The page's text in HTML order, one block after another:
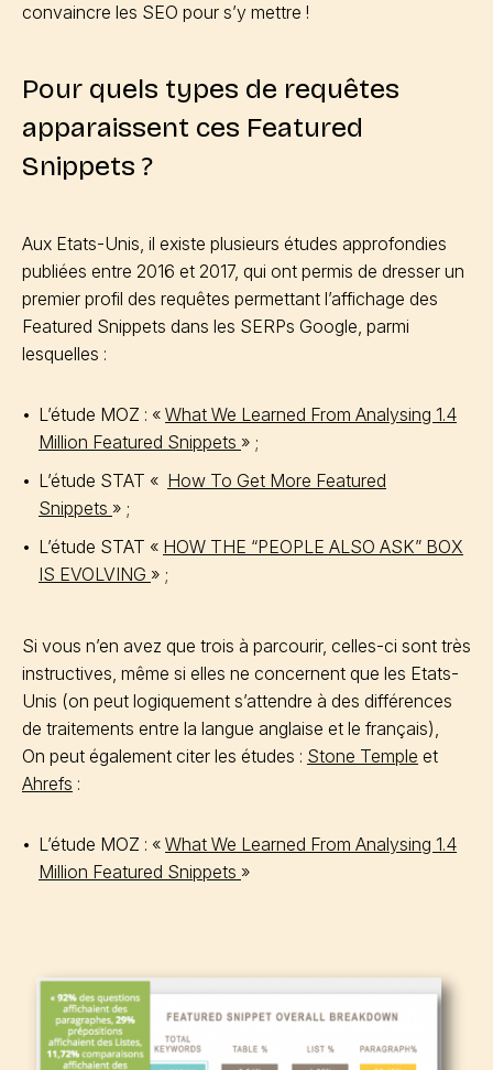
convaincre les SEO pour s’y mettre !
Pour quels types de requêtes
apparaissent ces Featured
Snippets ?
Aux Etats-Unis, il existe plusieurs études approfondies
publiées entre 2016 et 2017, qui ont permis de dresser un
premier profil des requêtes permettant l’affichage des
Featured Snippets dans les SERPs Google, parmi
lesquelles :
L’étude MOZ : « What We Learned From Analysing 1.4
Million Featured Snippets » ;
L’étude STAT « How To Get More Featured
Snippets » ;
L’étude STAT « HOW THE “PEOPLE ALSO ASK” BOX
IS EVOLVING » ;
Si vous n’en avez que trois à parcourir, celles-ci sont très
instructives, même si elles ne concernent que les Etats-
Unis (on peut logiquement s’attendre à des différences
de traitements entre la langue anglaise et le français),
On peut également citer les études : Stone Temple et
Ahrefs :
L’étude MOZ : « What We Learned From Analysing 1.4
Million Featured Snippets »